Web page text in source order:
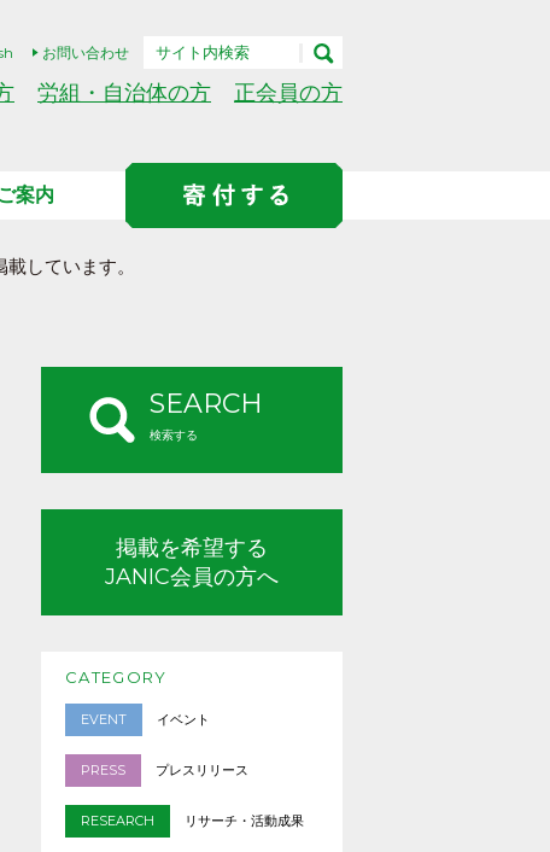
お問い合わせ
労組・自治体の方 正会員の方
案内
しています。
SEARCH
検索する
掲載を希望する
JANIC会員の方へ
CATEGORY
EVENT イベント
PRESS プレスリリース
RESEARCH リサーチ・活動成果